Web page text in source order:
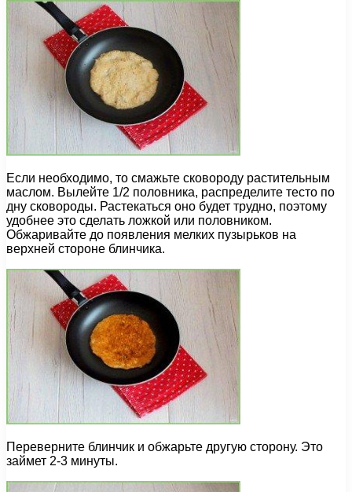
Если необходимо, то смажьте сковороду растительным
маслом. Вылейте 1/2 половника, распределите тесто по
дну сковороды. Растекаться оно будет трудно, поэтому
удобнее это сделать ложкой или половником.
Обжаривайте до появления мелких пузырьков на
верхней стороне блинчика.
Переверните блинчик и обжарьте другую сторону. Это
займет 2-3 минуты.